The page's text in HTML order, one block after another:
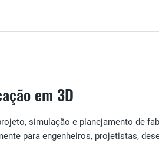
em 3D
simulação e planejamento de
para engenheiros, projetistas,